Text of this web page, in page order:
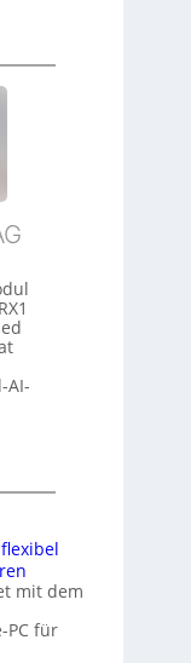
AI-
mit dem
PC für